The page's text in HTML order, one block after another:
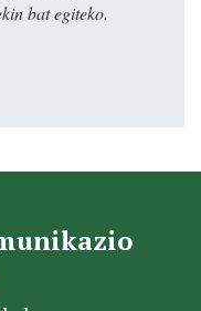
bat egiteko.